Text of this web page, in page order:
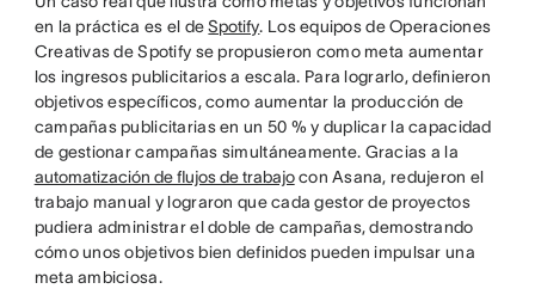
en la práctica es el deSpotify. Los equipos de Operaciones
Creativas de Spotify se propusieron como meta aumentar
los ingresos publicitarios a escala. Para lograrlo, definieron
objetivos específicos, como aumentar la producción de
campañas publicitarias en un 50 % y duplicar la capacidad
de gestionar campañas simultáneamente. Gracias a la
automatización de flujos de trabajocon Asana, redujeron el
trabajo manual y lograron que cada gestor de proyectos
pudiera administrar el doble de campañas, demostrando
cómo unos objetivos bien definidos pueden impulsar una
meta ambiciosa.